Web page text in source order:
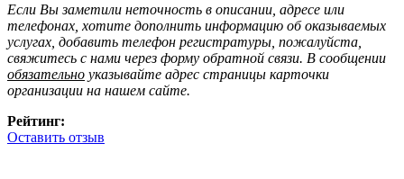
Если Вы заметили неточность в описании, адресе или
телефонах, хотите дополнить информацию об оказываемых
услугах, добавить телефон регистратуры, пожалуйста,
свяжитесь с нами через форму обратной связи. В сообщении
обязательно указывайте адрес страницы карточки
организации на нашем сайте.
Рейтинг:
Оставить отзыв